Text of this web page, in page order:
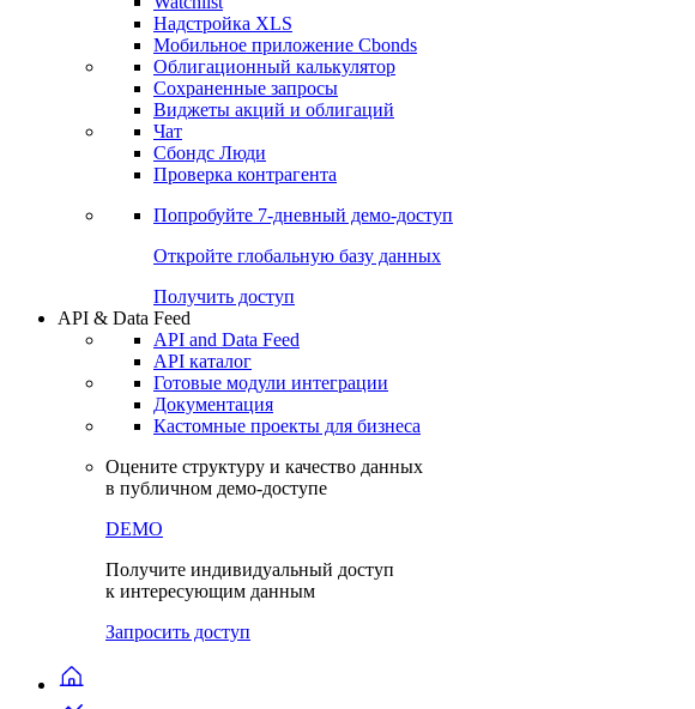
Получить доступ
Инструментарий
Портфель
Watchlist
Надстройка XLS
Мобильное приложение Cbonds
Облигационный калькулятор
Сохраненные запросы
Виджеты акций и облигаций
Чат
Сбондс Люди
Проверка контрагента
Попробуйте7-дневный
Откройте глобальную базу данных
Получить доступ
API & Data Feed
API and Data Feed
API каталог
Документация
Кастомные проекты для бизнеса
Оцените структуру и качество данных
в публичном демо-доступе
DEMO
Получите индивидуальный доступ